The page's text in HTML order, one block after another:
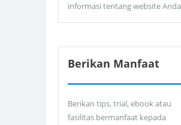
informasi tentang website Anda
Berikan Manfaat
Berikan tips, trial, ebook atau
fasilitas bermanfaat kepada